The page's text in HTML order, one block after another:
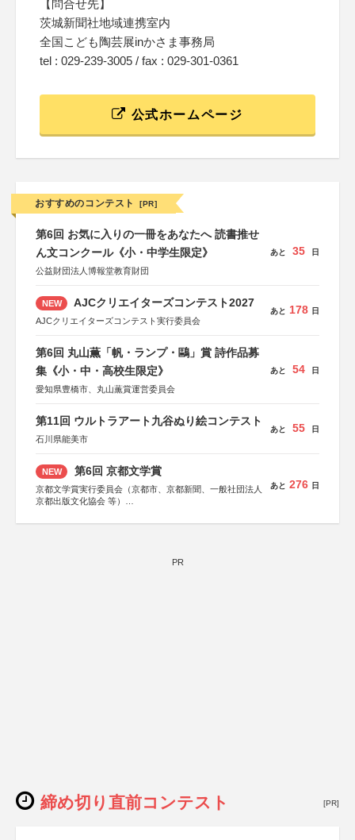
【問合せ先】
茨城新聞社地域連携室内
全国こども陶芸展inかさま事務局
tel : 029-239-3005 / fax : 029-301-0361
公式ホームページ
おすすめのコンテスト [PR]
第6回 お気に入りの一冊をあなたへ 読書推せ
ん文コンクール《小・中学生限定》
公益財団法人博報堂教育財団
あと 35 日
NEW AJCクリエイターズコンテスト2027
AJCクリエイターズコンテスト実行委員会
あと 178 日
第6回 丸山薫「帆・ランプ・鷗」賞 詩作品募
集《小・中・高校生限定》
愛知県豊橋市、丸山薫賞運営委員会
あと 54 日
第11回 ウルトラアート九谷ぬり絵コンテスト
石川県能美市
あと 55 日
NEW 第6回 京都文学賞
京都文学賞実行委員会（京都市、京都新聞、一般社団法人
京都出版文化協会 等）
KADOKAWA、河出書房新社、幻冬舎、講談社、光文社、
あと 276 日
PR
締め切り直前コンテスト [PR]